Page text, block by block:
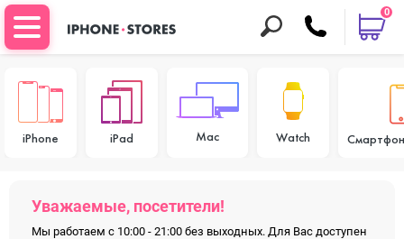
0
iPhone iPad Mac Watch
Уважаемые, посетители!
Мы работаем с 10:00 - 21:00 без выходных. Для Вас доступен